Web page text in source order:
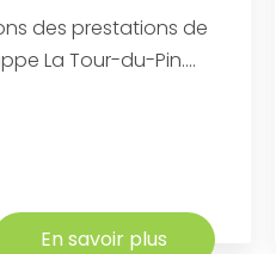
des prestations de
La Tour-du-Pin....
En savoir plus